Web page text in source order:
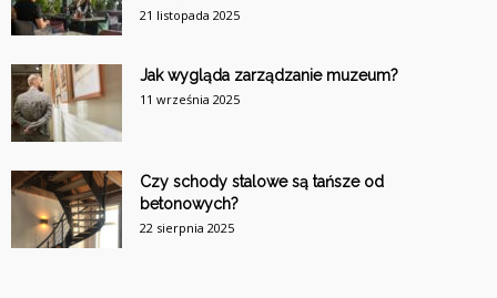
21 listopada 2025
Jak wygląda zarządzanie muzeum?
11 września 2025
Czy schody stalowe są tańsze od
betonowych?
22 sierpnia 2025